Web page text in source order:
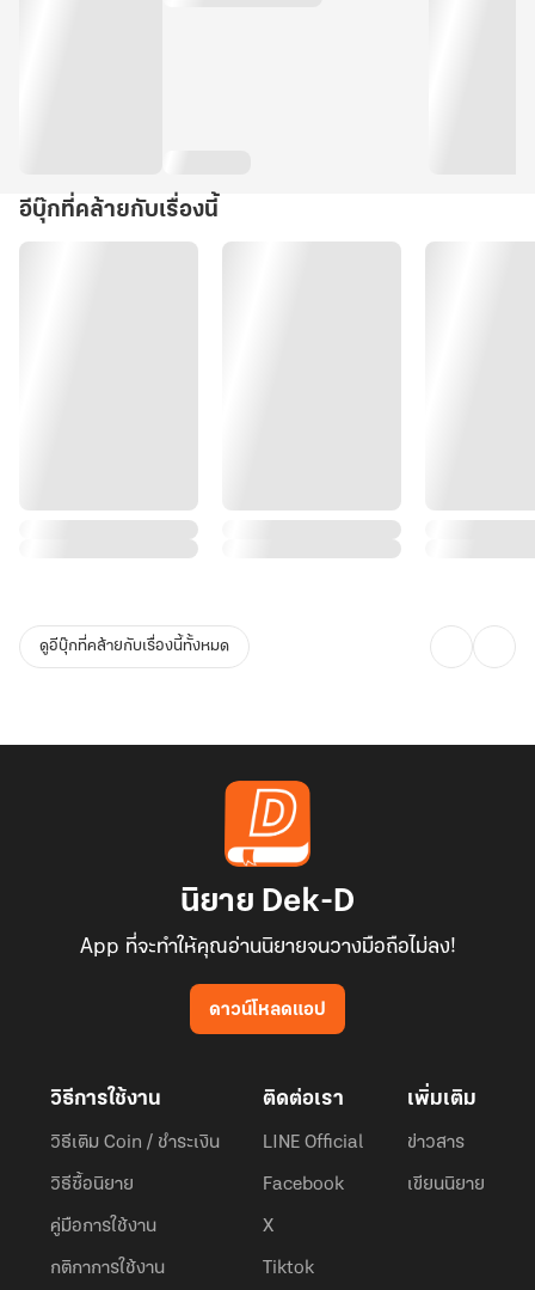
อีบุ๊กที่คล้ายกับเรื่องนี้
ดูอีบุ๊กที่คล้ายกับเรื่องนี้ทั้งหมด
นิยาย Dek-D
App ที่จะทำให้คุณอ่านนิยายจนวางมือถือไม่ลง!
ดาวน์โหลดแอป
วิธีการใช้งาน
วิธีเติม Coin / ชำระเงิน
วิธีซื้อนิยาย
คู่มือการใช้งาน
กติกาการใช้งาน
ติดต่อเรา
LINE Official
Facebook
X
Tiktok
เพิ่มเติม
ข่าวสาร
เขียนนิยาย